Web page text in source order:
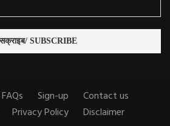
FAQs Sign-up
Contact us
Privacy Policy Disclaimer